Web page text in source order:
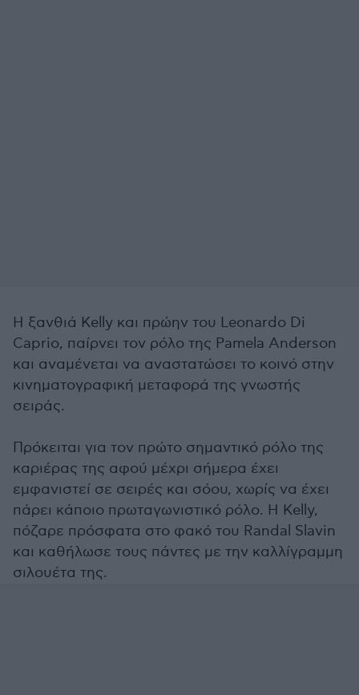
Η ξανθιά Kelly και πρώην του Leonardo Di
Caprio, παίρνει τον ρόλο της Pamela Anderson
και αναμένεται να αναστατώσει το κοινό στην
κινηματογραφική μεταφορά της γνωστής
σειράς.
Πρόκειται για τον πρώτο σημαντικό ρόλο της
καριέρας της αφού μέχρι σήμερα έχει
εμφανιστεί σε σειρές και σόου, χωρίς να έχει
πάρει κάποιο πρωταγωνιστικό ρόλο. Η Kelly,
πόζαρε πρόσφατα στο φακό του Randal Slavin
και καθήλωσε τους πάντες με την καλλίγραμμη
σιλουέτα της.